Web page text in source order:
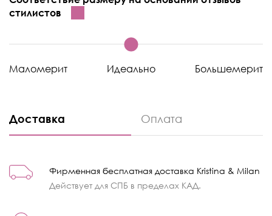
стилистов
Маломерит Идеально Большемерит
Доставка Оплата
Фирменная бесплатная доставка Kristina & Milan
Действует для СПБ в пределах КАД.